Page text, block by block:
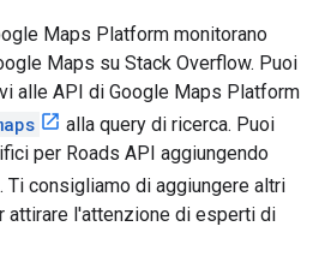
Maps Platform monitorano
Maps su Stack Overflow. Puoi
alle API di Google Maps Platform
alla query di ricerca. Puoi
per Roads API aggiungendo
. Ti consigliamo di aggiungere altri
attirare l'attenzione di esperti di